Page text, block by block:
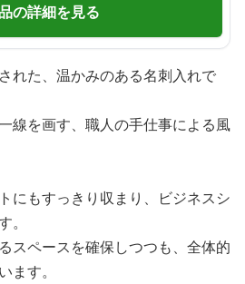
の詳細を見る
れた、温かみのある名刺入れで
線を画す、職人の手仕事による風
にもすっきり収まり、ビジネスシ
。
スペースを確保しつつも、全体的
ます。